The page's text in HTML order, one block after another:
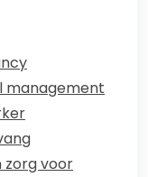
management
zorg voor